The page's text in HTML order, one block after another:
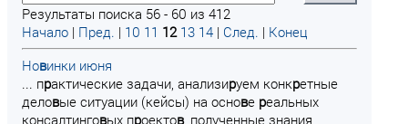
Результаты поиска 56 - 60 из 412
Начало | Пред. | 10 11 12 13 14 | След. | Конец
Новинки июня
... практические задачи, анализируем конкретные
деловые ситуации (кейсы) на основе реальных
консалтинговых проектов, полученные знания